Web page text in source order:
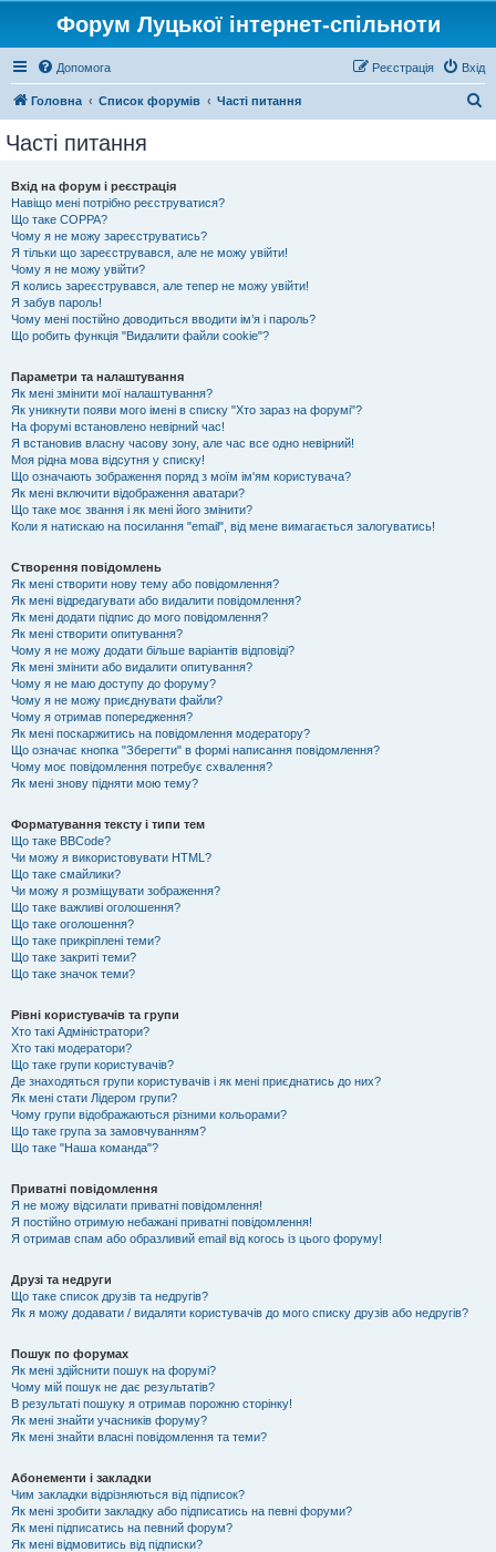
Форум Луцької інтернет-спільноти
Допомога Вхід
Реєстрація
Головна Список форумів Часті питання
Часті питання
Вхід на форум і реєстрація
Навіщо мені потрібно реєструватися?
Що таке COPPA?
Чому я не можу зареєструватись?
Я тільки що зареєструвався, але не можу увійти!
Чому я не можу увійти?
Я колись зареєструвався, але тепер не можу увійти!
Я забув пароль!
Чому мені постійно доводиться вводити ім’я і пароль?
Що робить функція "Видалити файли cookie"?
Параметри та налаштування
Як мені змінити мої налаштування?
Як уникнути появи мого імені в списку "Хто зараз на форумі"?
На форумі встановлено невірний час!
Я встановив власну часову зону, але час все одно невірний!
Моя рідна мова відсутня у списку!
Що означають зображення поряд з моїм ім'ям користувача?
Як мені включити відображення аватари?
Що таке моє звання і як мені його змінити?
Коли я натискаю на посилання "email", від мене вимагається залогуватись!
Створення повідомлень
Як мені створити нову тему або повідомлення?
Як мені відредагувати або видалити повідомлення?
Як мені додати підпис до мого повідомлення?
Як мені створити опитування?
Чому я не можу додати більше варіантів відповіді?
Як мені змінити або видалити опитування?
Чому я не маю доступу до форуму?
Чому я не можу приєднувати файли?
Чому я отримав попередження?
Як мені поскаржитись на повідомлення модератору?
Що означає кнопка "Зберегти" в формі написання повідомлення?
Чому моє повідомлення потребує схвалення?
Як мені знову підняти мою тему?
Форматування тексту і типи тем
Що таке BBCode?
Чи можу я використовувати HTML?
Що таке смайлики?
Чи можу я розміщувати зображення?
Що таке важливі оголошення?
Що таке оголошення?
Що таке прикріплені теми?
Що таке закриті теми?
Що таке значок теми?
Рівні користувачів та групи
Хто такі Адміністратори?
Хто такі модератори?
Що таке групи користувачів?
Де знаходяться групи користувачів і як мені приєднатись до них?
Як мені стати Лідером групи?
Чому групи відображаються різними кольорами?
Що таке група за замовчуванням?
Що таке "Наша команда"?
Приватні повідомлення
Я не можу відсилати приватні повідомлення!
Я постійно отримую небажані приватні повідомлення!
Я отримав спам або образливий email від когось із цього форуму!
Друзі та недруги
Що таке список друзів та недругів?
Як я можу додавати / видаляти користувачів до мого списку друзів або недругів?
Пошук по форумах
Як мені здійснити пошук на форумі?
Чому мій пошук не дає результатів?
В результаті пошуку я отримав порожню сторінку!
Як мені знайти учасників форуму?
Як мені знайти власні повідомлення та теми?
Абонементи і закладки
Чим закладки відрізняються від підписок?
Як мені зробити закладку або підписатись на певні форуми?
Як мені підписатись на певний форум?
Як мені відмовитись від підписки?